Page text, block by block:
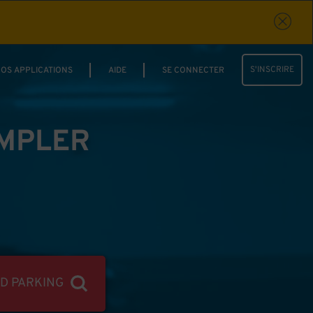
APPLICATIONS AIDE SE CONNECTER S'INSCRIRE
PARKING